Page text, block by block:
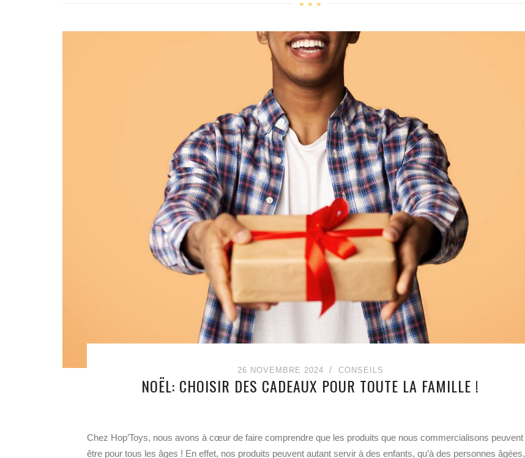
26 NOVEMBRE 2024 CONSEILS
NOËL: CHOISIR DES CADEAUX POUR TOUTE LA FAMILLE !
Chez Hop’Toys, nous avons à cœur de faire comprendre que les produits que nous commercialisons peuvent
être pour tous les âges ! En effet, nos produits peuvent autant servir à des enfants, qu’à des personnes âgées,